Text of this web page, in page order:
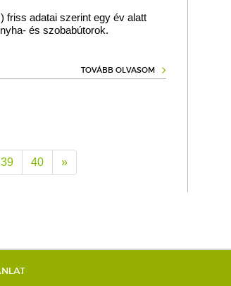
friss adatai szerint egy év alatt
és szobabútorok.
TOVÁBB OLVASOM
39 40 »